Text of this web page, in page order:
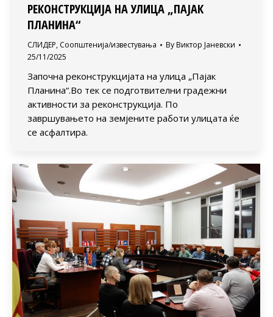
РЕКОНСТРУКЦИЈА НА УЛИЦА „ПАЈАК
ПЛАНИНА“
СЛИДЕР, Соопштенија/известувања By Виктор Јаневски
25/11/2025
Започна реконструкцијата на улица „Пајак
Планина“.Во тек се подготвителни градежни
активности за реконструкција. По
завршувањето на земјените работи улицата ќе
се асфалтира.